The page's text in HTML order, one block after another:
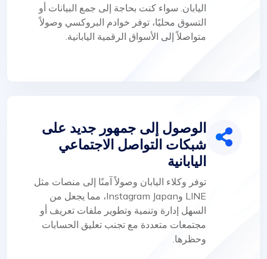
اليابان. سواء كنت بحاجة إلى جمع البيانات أو
التسوق محليًا، توفر خوادم البروكسي وصولاً
متواصلاً إلى الأسواق الرقمية اليابانية.
الوصول إلى جمهور جديد على
شبكات التواصل الاجتماعي
اليابانية
توفر وكلاء اليابان وصولاً آمنًا إلى منصات مثل
LINE وInstagram Japan، مما يجعل من
السهل إدارة وتنمية وتطوير ملفات تعريف أو
مجتمعات متعددة مع تجنب تعليق الحسابات
وحظرها.